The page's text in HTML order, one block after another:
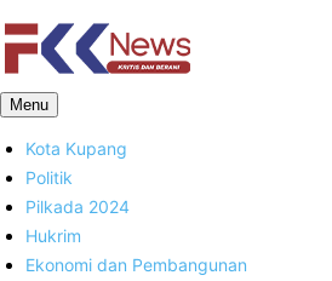
FKK News
Menu
Kota Kupang
Politik
Pilkada 2024
Hukrim
Ekonomi dan Pembangunan